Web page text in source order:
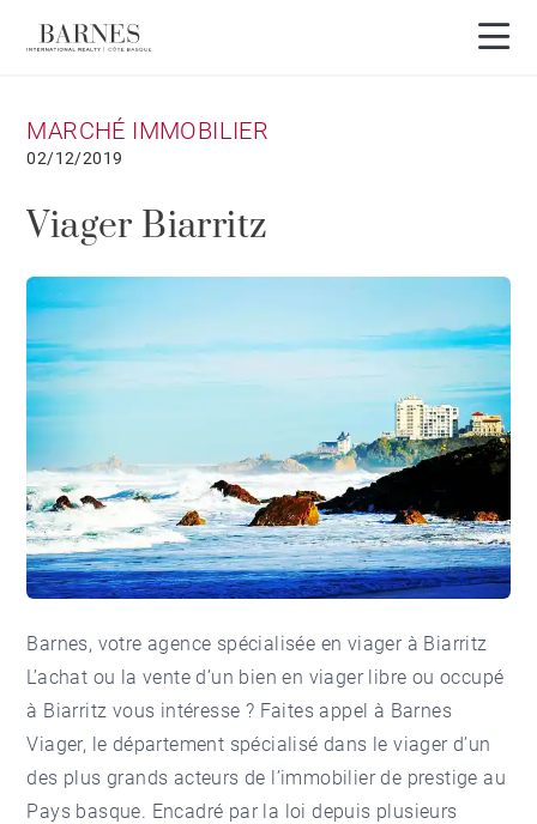
MARCHÉ IMMOBILIER
02/12/2019
Viager Biarritz
Barnes, votre agence spécialisée en viager à Biarritz
L’achat ou la vente d’un bien en viager libre ou occupé
à Biarritz vous intéresse ? Faites appel à Barnes
Viager, le département spécialisé dans le viager d’un
des plus grands acteurs de l’immobilier de prestige au
Pays basque. Encadré par la loi depuis plusieurs